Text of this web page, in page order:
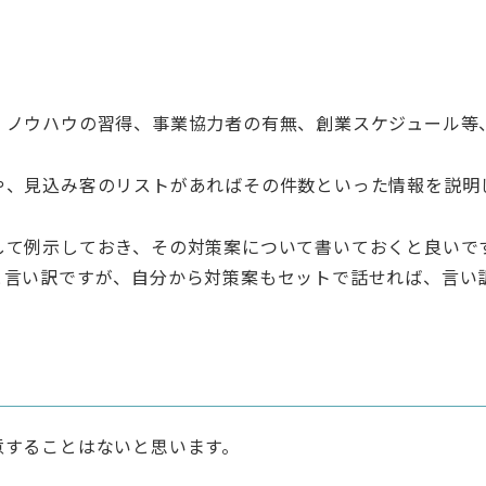
ウハウの習得、事業協力者の有無、創業スケジュール
見込み客のリストがあればその件数といった情報を説
例示しておき、その対策案について書いておくと良
い訳ですが、自分から対策案もセットで話せれば、言い
ることはないと思います。